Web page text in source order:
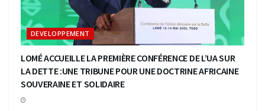
DEVELOPPEMENT
LOMÉ ACCUEILLE LA PREMIÈRE CONFÉRENCE DE L’UA SUR
LA DETTE :UNE TRIBUNE POUR UNE DOCTRINE AFRICAINE
SOUVERAINE ET SOLIDAIRE